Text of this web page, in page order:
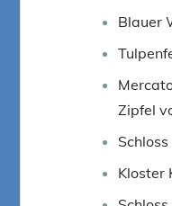
Blauer
Zipfel
Kloster